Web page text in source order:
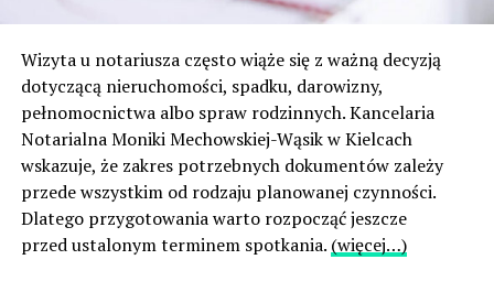
Wizyta u notariusza często wiąże się z ważną decyzją
dotyczącą nieruchomości, spadku, darowizny,
pełnomocnictwa albo spraw rodzinnych. Kancelaria
Notarialna Moniki Mechowskiej-Wąsik w Kielcach
wskazuje, że zakres potrzebnych dokumentów zależy
przede wszystkim od rodzaju planowanej czynności.
Dlatego przygotowania warto rozpocząć jeszcze
przed ustalonym terminem spotkania. (więcej…)